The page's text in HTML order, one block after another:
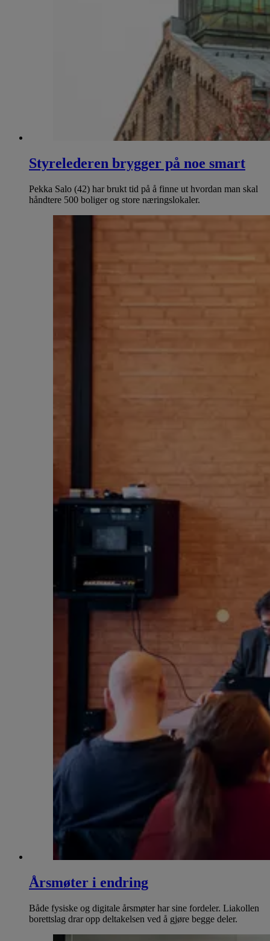
Styrelederen brygger på noe smart
Pekka Salo (42) har brukt tid på å finne ut hvordan man skal
håndtere 500 boliger og store næringslokaler.
Årsmøter i endring
Både fysiske og digitale årsmøter har sine fordeler. Liakollen
borettslag drar opp deltakelsen ved å gjøre begge deler.